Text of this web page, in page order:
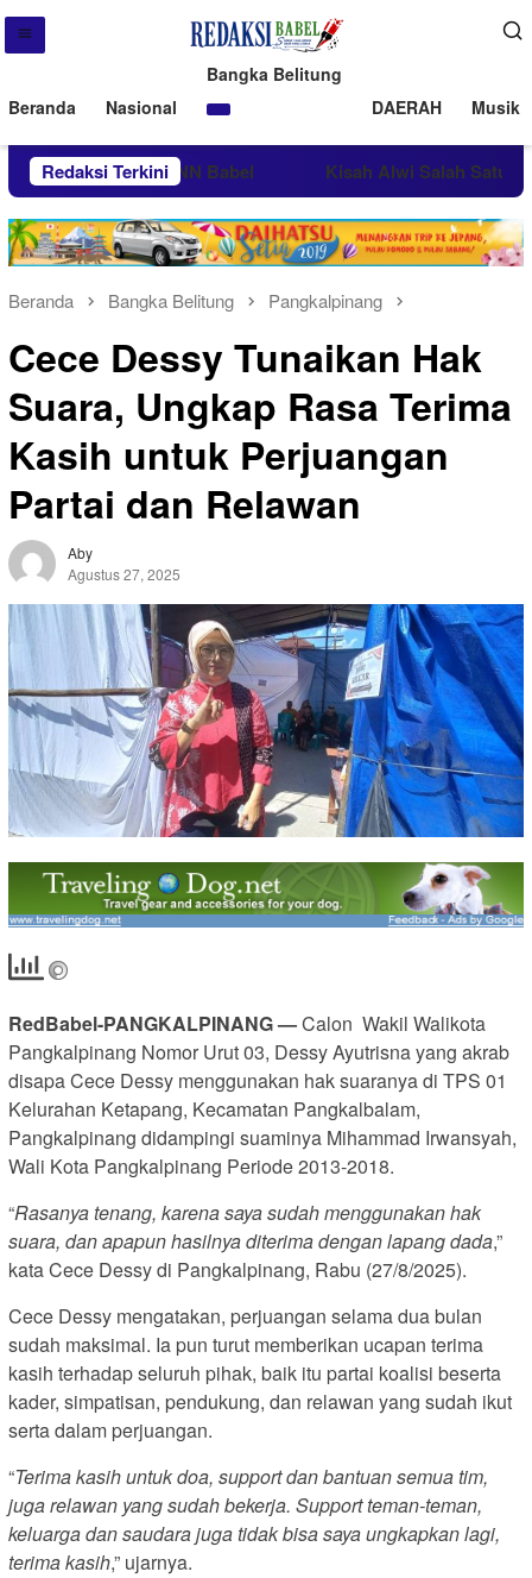
Beranda Nasional
Bangka Belitung
DAERAH
Musik
Redaksi Terkini
Kerja BNN Babel Kisah Alwi Salah Satu
Beranda Bangka Belitung Pangkalpinang
Cece Dessy Tunaikan Hak
Suara, Ungkap Rasa Terima
Kasih untuk Perjuangan
Partai dan Relawan
Aby
Agustus 27, 2025
RedBabel-PANGKALPINANG —Calon Wakil Walikota
Pangkalpinang Nomor Urut 03, Dessy Ayutrisna yang akrab
disapa Cece Dessy menggunakan hak suaranya di TPS 01
Kelurahan Ketapang, Kecamatan Pangkalbalam,
Pangkalpinang didampingi suaminya Mihammad Irwansyah,
Wali Kota Pangkalpinang Periode 2013-2018.
“Rasanya tenang, karena saya sudah menggunakan hak
suara, dan apapun hasilnya diterima dengan lapang dada,”
kata Cece Dessy di Pangkalpinang, Rabu (27/8/2025).
Cece Dessy mengatakan, perjuangan selama dua bulan
sudah maksimal. Ia pun turut memberikan ucapan terima
kasih terhadap seluruh pihak, baik itu partai koalisi beserta
kader, simpatisan, pendukung, dan relawan yang sudah ikut
serta dalam perjuangan.
“Terima kasih untuk doa, support dan bantuan semua tim,
juga relawan yang sudah bekerja. Support teman-teman,
keluarga dan saudara juga tidak bisa saya ungkapkan lagi,
terima kasih,” ujarnya.